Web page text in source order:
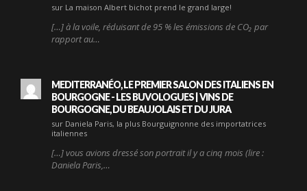
sur La maison Albert bichot prend le grand large!
[…] à la voile, réduisant de 95 % les émissions de CO₂ par
rapport au…
MEDITERRANÉO, LE PREMIER SALON DES ITALIENS EN
BOURGOGNE - LES BUVOLOGUES | VINS DE
BOURGOGNE, DU BEAUJOLAIS ET DU JURA
sur Daniela Paris, la plus Bourguignonne des importatrices
italiennes
[…] vous avions dressé son portrait il y a cinq mois (lire :
Daniela Paris,…